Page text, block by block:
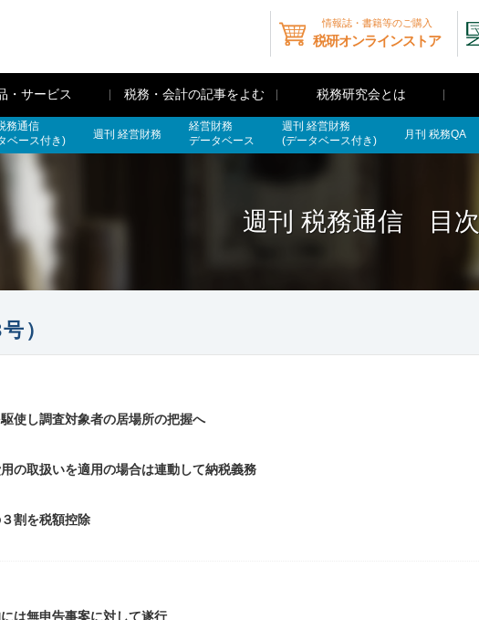
情報誌・書籍等のご購入
税研オンラインストア
・サービス 税務・会計の記事をよむ 税務研究会とは
務通信
ベース付き)
週刊 経営財務
経営財務
データベース
週刊 経営財務
(データベース付き)
月刊 税務QA
週刊 税務通信 目次
）
使し調査対象者の居場所の把握へ
の取扱いを適用の場合は連動して納税義務
割を税額控除
は無申告事案に対して遂行